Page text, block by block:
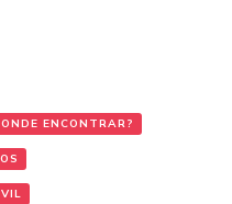
ENCONTRAR?